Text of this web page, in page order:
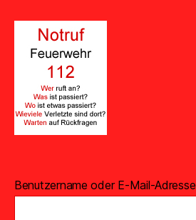
Benutzername oder E-Mail-Adresse